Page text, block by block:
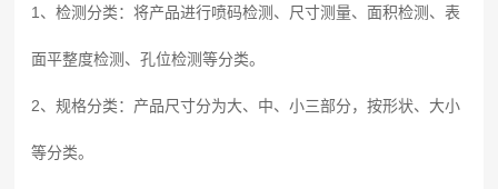
1、检测分类：将产品进行喷码检测、尺寸测量、面积检测、表
面平整度检测、孔位检测等分类。
2、规格分类：产品尺寸分为大、中、小三部分，按形状、大小
等分类。